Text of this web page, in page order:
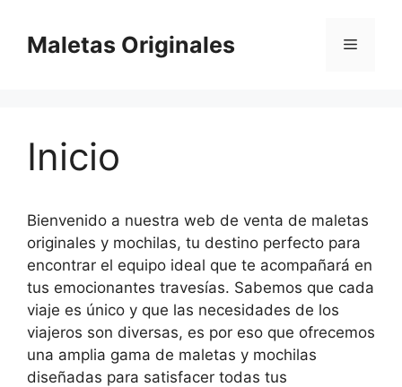
contenido
Maletas Originales Menú
Inicio
Bienvenido a nuestra web de venta de maletas
originales y mochilas, tu destino perfecto para
encontrar el equipo ideal que te acompañará en
tus emocionantes travesías. Sabemos que cada
viaje es único y que las necesidades de los
viajeros son diversas, es por eso que ofrecemos
una amplia gama de maletas y mochilas
diseñadas para satisfacer todas tus